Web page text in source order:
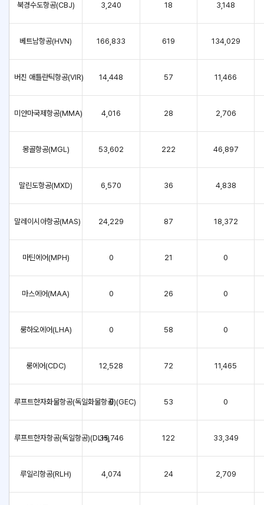
북경수도항공(CBJ) 3,240 18 3,148
베트남항공(HVN) 166,833 619 134,029
버진 애틀란틱항공(VIR) 14,448 57 11,466
미얀마국제항공(MMA) 4,016 28 2,706
몽골항공(MGL) 53,602 222 46,897
말린도항공(MXD) 6,570 36 4,838
말레이시아항공(MAS) 24,229 87 18,372
마틴에어(MPH) 0 21 0
마스에어(MAA) 0 26 0
룽하오에어(LHA) 0 58 0
룽에어(CDC) 12,528 72 11,465
루프트한자화물항공(독일화물항공)(GEC)
0 53 0
루프트한자항공(독일항공)(DLH)35,746 122 33,349
루일리항공(RLH) 4,074 24 2,709